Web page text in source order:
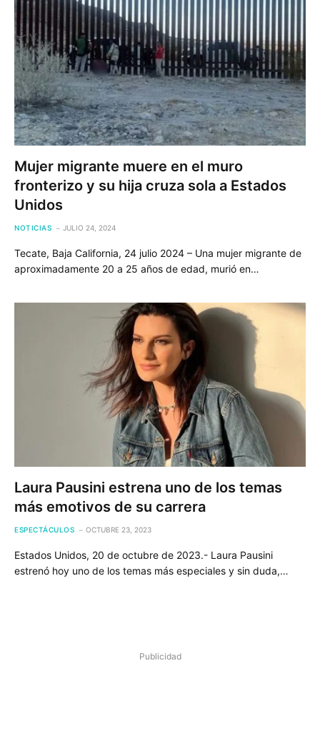
Mujer migrante muere en el muro
fronterizo y su hija cruza sola a Estados
Unidos
NOTICIAS JULIO 24, 2024
Tecate, Baja California, 24 julio 2024 – Una mujer migrante de
aproximadamente 20 a 25 años de edad, murió en…
Laura Pausini estrena uno de los temas
más emotivos de su carrera
ESPECTÁCULOS OCTUBRE 23, 2023
Estados Unidos, 20 de octubre de 2023.- Laura Pausini
estrenó hoy uno de los temas más especiales y sin duda,…
Publicidad